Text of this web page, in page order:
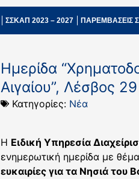
ΣΣΚΑΠ 2023 – 2027 ΠΑΡΕΜΒΑΣΕΙΣ
Hμερίδα
Αιγαίου”, Λέσβος
Κατηγορίες: Νέα
Η Ειδική Υπηρεσία
ενημερωτική ημερίδα με θέμα
ευκαιρίες για τα Νησιά του